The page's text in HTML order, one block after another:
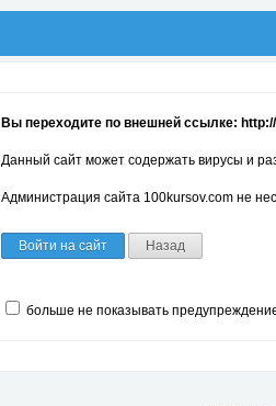
Вы переходите по внешней ссылке:
Данный сайт может содержать вирусы и
Администрация сайта 100kursov.com не
Войти на сайт Назад
больше не показывать